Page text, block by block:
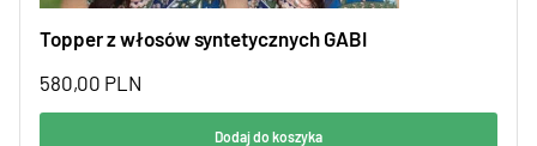
Topper z włosów syntetycznych GABI
580,00 PLN
Dodaj do koszyka